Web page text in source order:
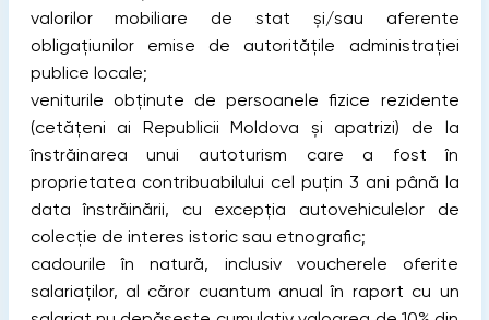
valorilor mobiliare de stat și/sau aferente
obligațiunilor emise de autoritățile administrației
publice locale;
veniturile obţinute de persoanele fizice rezidente
(cetăţeni ai Republicii Moldova şi apatrizi) de la
înstrăinarea unui autoturism care a fost în
proprietatea contribuabilului cel puţin 3 ani până la
data înstrăinării, cu excepţia autovehiculelor de
colecţie de interes istoric sau etnografic;
cadourile în natură, inclusiv voucherele oferite
salariaţilor, al căror cuantum anual în raport cu un